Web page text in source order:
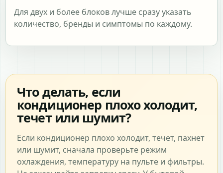
Для двух и более блоков лучше сразу указать
количество, бренды и симптомы по каждому.
Что делать, если
кондиционер плохо холодит,
течет или шумит?
Если кондиционер плохо холодит, течет, пахнет
или шумит, сначала проверьте режим
охлаждения, температуру на пульте и фильтры.